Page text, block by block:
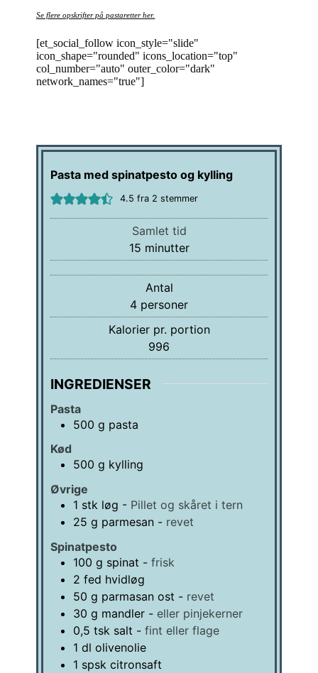
Se flere opskrifter på pastaretter her.
[et_social_follow icon_style="slide"
icon_shape="rounded" icons_location="top"
col_number="auto" outer_color="dark"
network_names="true"]
Pasta med spinatpesto og kylling
4.5 fra 2 stemmer
Samlet tid
15minutter
minutter
Antal
4 personer
Kalorier pr. portion
996
INGREDIENSER
Pasta
500 g pasta
Kød
500 g kylling
Øvrige
1 stk løg - Pillet og skåret i tern
25 g parmesan - revet
Spinatpesto
100 g spinat -frisk
2 fed hvidløg
50 g parmasan ost - revet
30 g mandler - eller pinjekerner
0,5 tsk salt -fint eller flage
1 dl olivenolie
1 spsk citronsaft